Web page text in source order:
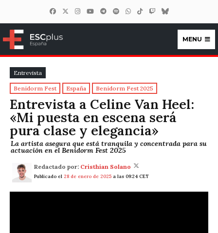
ESCplus España
MENU
Entrevista
Benidorm Fest España Benidorm Fest 2025
Entrevista a Celine Van Heel:
«Mi puesta en escena será
pura clase y elegancia»
La artista asegura que está tranquila y concentrada para su
actuación en el Benidorm Fest 2025
Redactado por: Cristhian Solano
Publicado el 28 de enero de 2025 a las 09:24 CET